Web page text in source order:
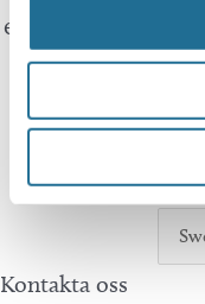
expect the
Tillväxt
mistakes in
Kontakta oss